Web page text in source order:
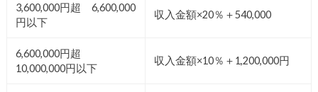
3,600,000円超 6,600,000
円以下
収入金額×20％＋540,000
6,600,000円超
10,000,000円以下
収入金額×10％＋1,200,000円